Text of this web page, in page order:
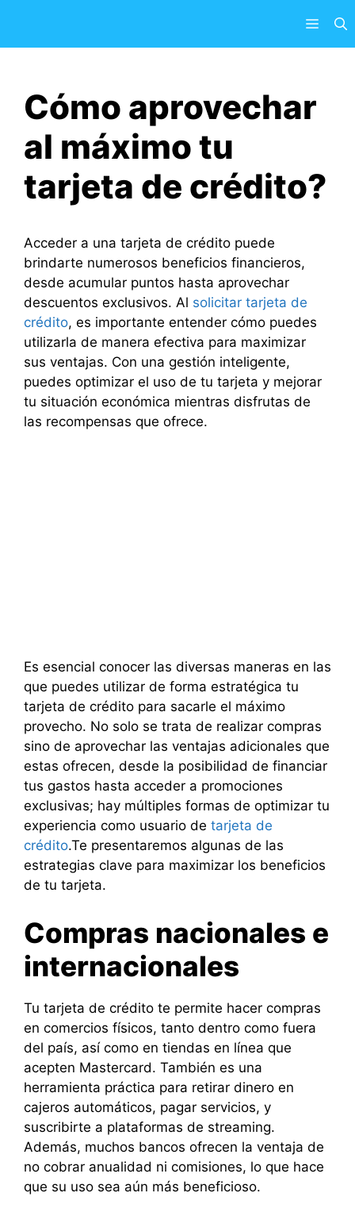
contenido
Menú
Cómo aprovechar
al máximo tu
tarjeta de crédito?
Acceder a una tarjeta de crédito puede
brindarte numerosos beneficios financieros,
desde acumular puntos hasta aprovechar
descuentos exclusivos. Al solicitar tarjeta de
crédito, es importante entender cómo puedes
utilizarla de manera efectiva para maximizar
sus ventajas. Con una gestión inteligente,
puedes optimizar el uso de tu tarjeta y mejorar
tu situación económica mientras disfrutas de
las recompensas que ofrece.
Es esencial conocer las diversas maneras en las
que puedes utilizar de forma estratégica tu
tarjeta de crédito para sacarle el máximo
provecho. No solo se trata de realizar compras
sino de aprovechar las ventajas adicionales que
estas ofrecen, desde la posibilidad de financiar
tus gastos hasta acceder a promociones
exclusivas; hay múltiples formas de optimizar tu
experiencia como usuario de tarjeta de
crédito.Te presentaremos algunas de las
estrategias clave para maximizar los beneficios
de tu tarjeta.
Compras nacionales e
internacionales
Tu tarjeta de crédito te permite hacer compras
en comercios físicos, tanto dentro como fuera
del país, así como en tiendas en línea que
acepten Mastercard. También es una
herramienta práctica para retirar dinero en
cajeros automáticos, pagar servicios, y
suscribirte a plataformas de streaming.
Además, muchos bancos ofrecen la ventaja de
no cobrar anualidad ni comisiones, lo que hace
que su uso sea aún más beneficioso.